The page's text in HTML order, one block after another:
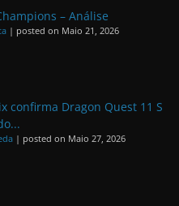
– Análise
| posted on Maio 21, 2026
confirma Dragon Quest 11 S
| posted on Maio 27, 2026